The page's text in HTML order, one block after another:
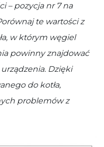
– pozycja nr 7 na
te wartości z
w którym węgiel
powinny znajdować
Dzięki
do kotła,
problemów z